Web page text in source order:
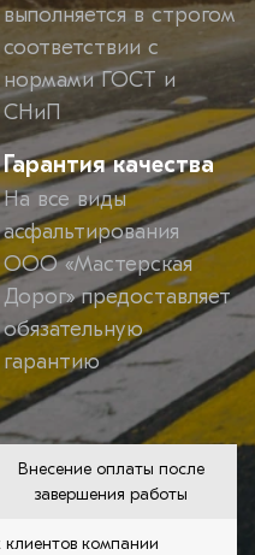
выполняется в строгом
соответствии с
нормами ГОСТ и
СНиП
Гарантия качества
На все виды
асфальтирования
ООО «Мастерская
Дорог» предоставляет
обязательную
гарантию
Внесение оплаты после
завершения работы
компании